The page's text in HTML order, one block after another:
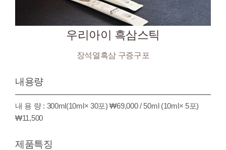
우리아이 흑삼스틱
장석열흑삼 구증구포
내용량
내 용 량 : 300ml(10ml× 30포) ₩69,000 / 50ml (10ml× 5포)
₩11,500
제품특징